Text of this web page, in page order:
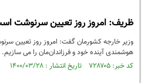
ظریف: امروز روز تعیین سرنوشت
وزیر خارجه کشورمان گفت: امروز روز تعیین
هوشمندی آینده‌ خود و فرزاندان‌مان را می سازیم.
کد خبر: ۷۲۸۷۰۵ تاریخ انتشار : ۱۴۰۰/۰۳/۲۸